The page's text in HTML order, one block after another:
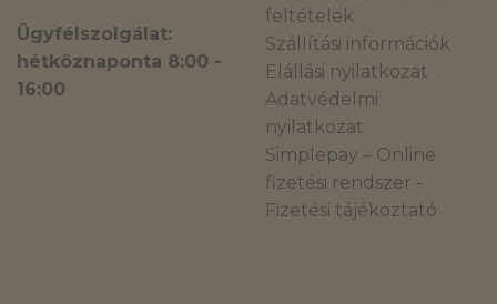
Ügyfélszolgálat:
hétköznaponta 8:00 -
16:00
feltételek
Szállítási információk
Elállási nyilatkozat
Adatvédelmi
nyilatkozat
Simplepay – Online
fizetési rendszer -
Fizetési tájékoztató